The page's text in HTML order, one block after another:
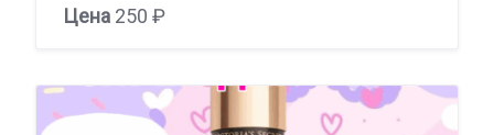
Цена 250 ₽